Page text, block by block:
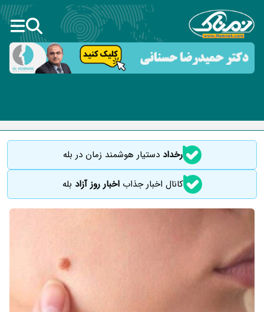
رخداددستیار هوشمند زمان در بله
کانال اخبار جذاباخبار روز آزاد بله